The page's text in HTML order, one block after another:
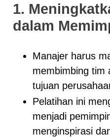
1.
dalam
Manajer harus
membimbing tim
tujuan
Pelatihan ini
menjadi
menginspirasi